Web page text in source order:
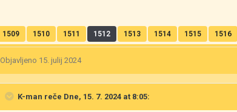
1509 1510 1511 1512 1513 1514 1515 1516
Objavljeno 15. julij 2024
K-man reče Dne, 15. 7. 2024 at 8:05: